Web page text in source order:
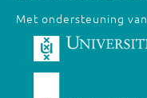
Met ondersteuning van